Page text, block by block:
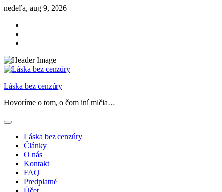
Skip
content
nedeľa, aug 9, 2026
Láska bez cenzúry
Hovoríme o tom, o čom iní mlčia…
Láska bez cenzúry
Články
O nás
Kontakt
FAQ
Predplatné
Účet